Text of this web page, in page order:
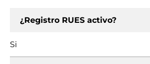
¿Registro RUES activo?
Si